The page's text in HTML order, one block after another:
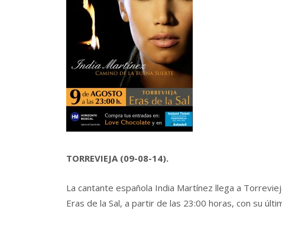
TORREVIEJA (09-08-14).
La cantante española India Martínez llega a
Eras de la Sal, a partir de las 23:00 horas, con su